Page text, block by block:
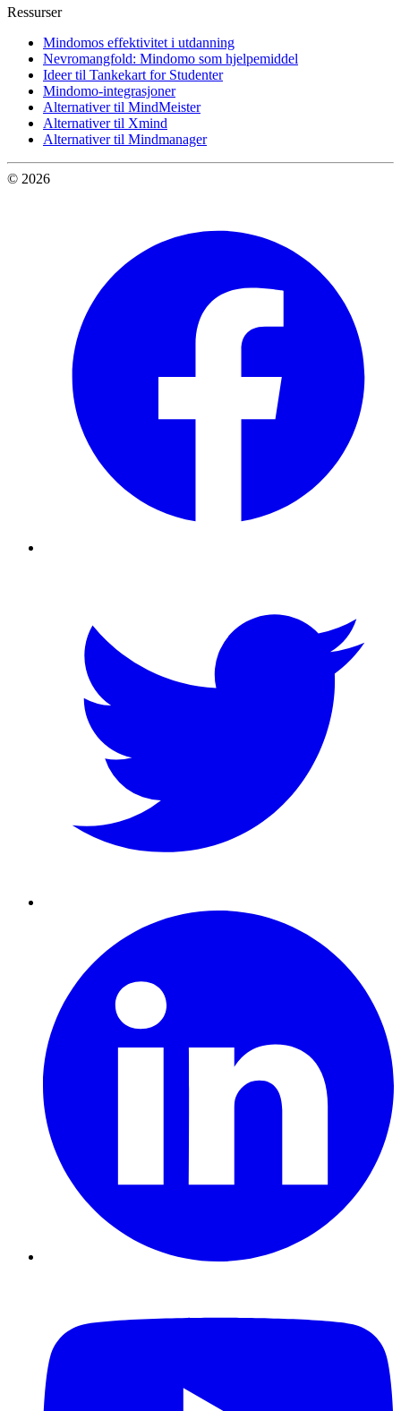
Ressurser
Mindomos effektivitet i utdanning
Nevromangfold: Mindomo som hjelpemiddel
Ideer til Tankekart for Studenter
Mindomo-integrasjoner
Alternativer til MindMeister
Alternativer til Xmind
Alternativer til Mindmanager
© 2026